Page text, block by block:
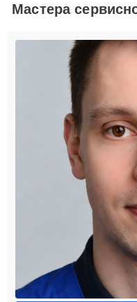
Мастера